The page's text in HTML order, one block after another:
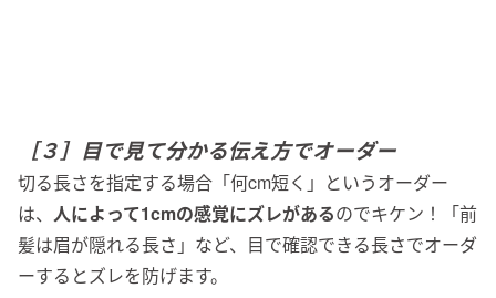
［３］目で見て分かる伝え方でオーダー
切る長さを指定する場合「何cm短く」というオーダー
は、 人によって1cmの感覚にズレがあるのでキケン！「前
髪は眉が隠れる長さ」など、目で確認できる長さでオーダ
ーするとズレを防げます。